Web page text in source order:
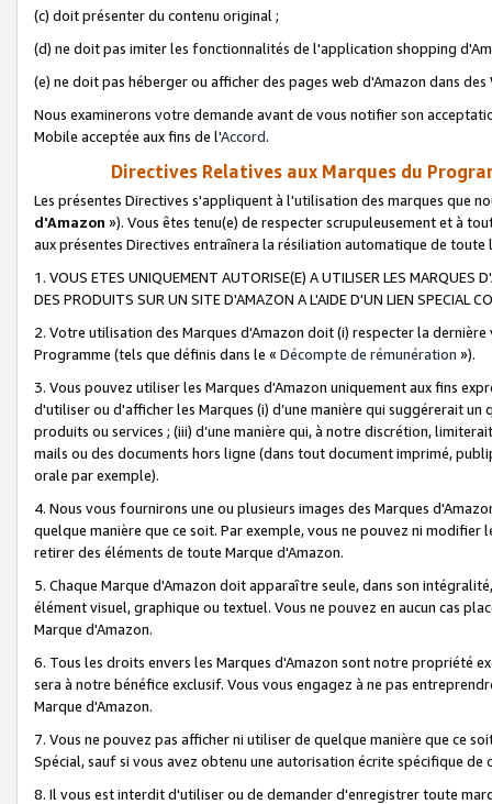
(c) doit présenter du contenu original ;
(d) ne doit pas imiter les fonctionnalités de l'application shopping
(e) ne doit pas héberger ou afficher des pages web d'Amazon dans
Nous examinerons votre demande avant de vous notifier son
Mobile acceptée aux fins de l'Accord.
Directives Relatives aux Marques du
Les présentes Directives s'appliquent à l'utilisation des marques que
d'Amazon »). Vous êtes tenu(e) de respecter scrupuleusement et à
aux présentes Directives entraînera la résiliation automatique de
1. VOUS ETES UNIQUEMENT AUTORISE(E) A UTILISER LES MARQUES
DES PRODUITS SUR UN SITE D'AMAZON A L'AIDE D'UN LIEN SPECIAL
2. Votre utilisation des Marques d'Amazon doit (i) respecter la
Programme (tels que définis dans le « Décompte de rémunération »).
3. Vous pouvez utiliser les Marques d'Amazon uniquement aux fins
d'utiliser ou d'afficher les Marques (i) d’une manière qui suggérerait
produits ou services ; (iii) d’une manière qui, à notre discrétion,
mails ou des documents hors ligne (dans tout document imprimé,
orale par exemple).
4. Nous vous fournirons une ou plusieurs images des Marques
quelque manière que ce soit. Par exemple, vous ne pouvez ni
retirer des éléments de toute Marque d'Amazon.
5. Chaque Marque d'Amazon doit apparaître seule, dans son
élément visuel, graphique ou textuel. Vous ne pouvez en aucun cas
Marque d'Amazon.
6. Tous les droits envers les Marques d'Amazon sont notre propriété
sera à notre bénéfice exclusif. Vous vous engagez à ne pas
Marque d'Amazon.
7. Vous ne pouvez pas afficher ni utiliser de quelque manière que ce
Spécial, sauf si vous avez obtenu une autorisation écrite spécifique de
8. Il vous est interdit d'utiliser ou de demander d'enregistrer toute